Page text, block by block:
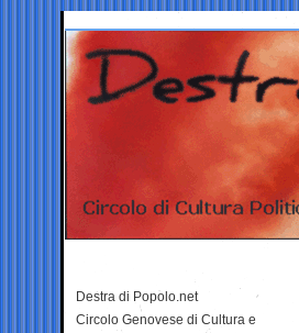
Destra di Popolo.net
Circolo Genovese di Cultura e